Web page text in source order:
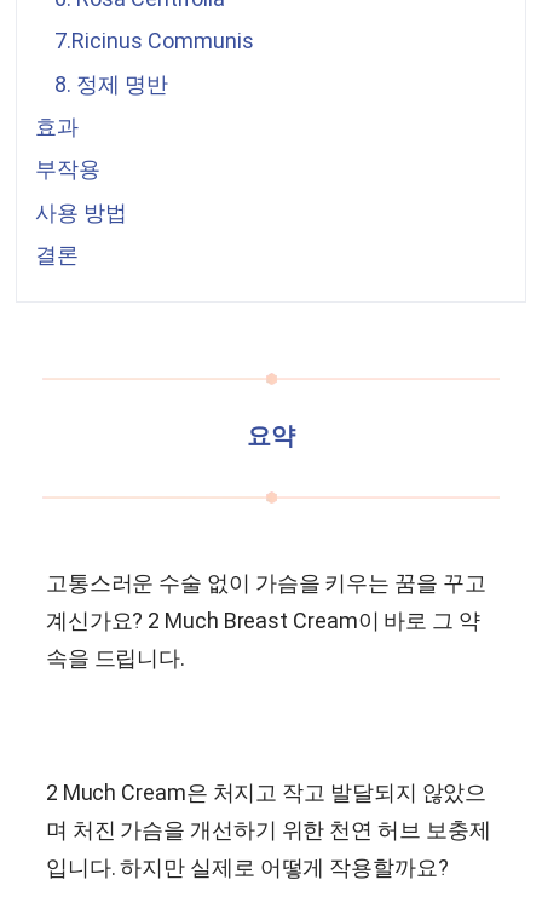
7.Ricinus Communis
8. 정제 명반
효과
부작용
사용 방법
결론
요약
고통스러운 수술 없이 가슴을 키우는 꿈을 꾸고
계신가요? 2 Much Breast Cream이 바로 그 약
속을 드립니다.
2 Much Cream은 처지고 작고 발달되지 않았으
며 처진 가슴을 개선하기 위한 천연 허브 보충제
입니다. 하지만 실제로 어떻게 작용할까요?